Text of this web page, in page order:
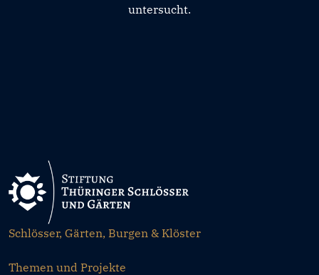
untersucht.
Schlösser, Gärten, Burgen & Klöster
Themen und Projekte